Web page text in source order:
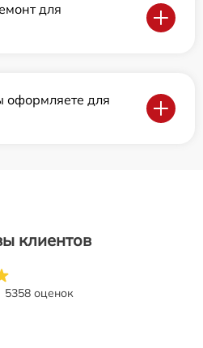
для
оформляете для
клиентов
5358 оценок